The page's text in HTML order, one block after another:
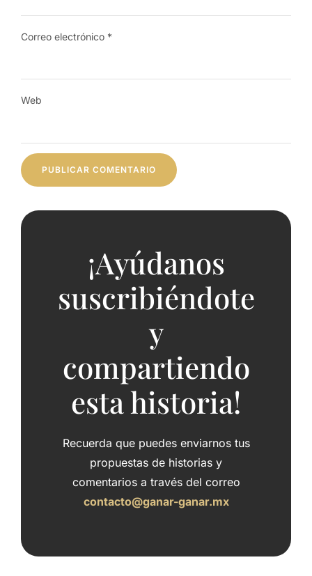
Correo electrónico *
Web
¡Ayúdanos
suscribiéndote
y
compartiendo
esta historia!
Recuerda que puedes enviarnos tus
propuestas de historias y
comentarios a través del correo
contacto@ganar-ganar.mx